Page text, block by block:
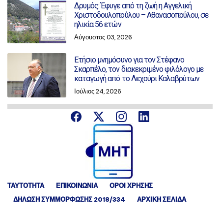
Δρυμός: Έφυγε από τη ζωή η Αγγελική
Χριστοδουλοπούλου – Αθανασοπούλου, σε
ηλικία 56 ετών
Αύγουστος 03, 2026
Ετήσιο μνημόσυνο για τον Στέφανο
Σκαρπέλο, τον διακεκριμένο φιλόλογο με
καταγωγή από το Λεχούρι Καλαβρύτων
Ιούλιος 24, 2026
ΤΑΥΤΟΤΗΤΑ ΕΠΙΚΟΙΝΩΝΙΑ
ΟΡΟΙ ΧΡΗΣΗΣ
ΔΉΛΩΣΗ ΣΥΜΜΌΡΦΩΣΗΣ 2018/334
ΑΡΧΙΚΗ ΣΕΛΙΔΑ